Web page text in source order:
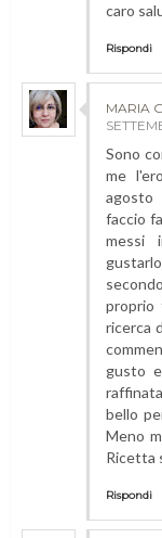
caro
Rispondi
MARIA
Sono
me
agosto
faccio
messi
proprio
ricerca
gusto
bello
Meno
Ricetta
Rispondi